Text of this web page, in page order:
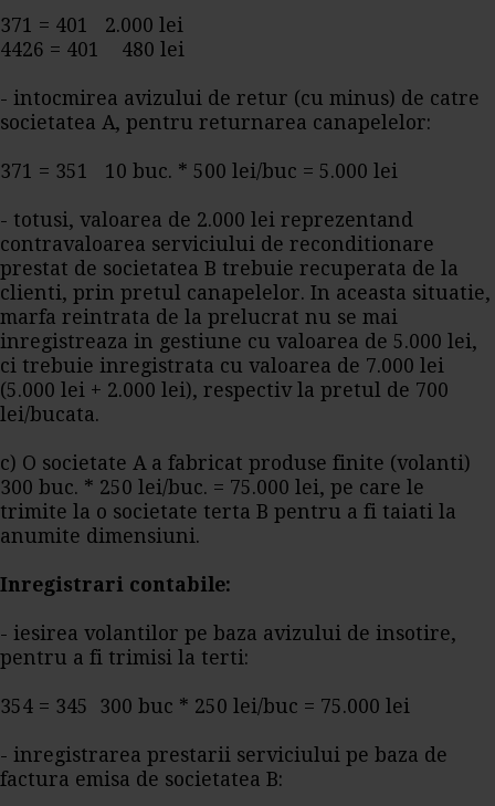
371 = 401 2.000 lei
4426 = 401 480 lei
- intocmirea avizului de retur (cu minus) de catre
societatea A, pentru returnarea canapelelor:
371 = 351 10 buc. * 500 lei/buc = 5.000 lei
- totusi, valoarea de 2.000 lei reprezentand
contravaloarea serviciului de reconditionare
prestat de societatea B trebuie recuperata de la
clienti, prin pretul canapelelor. In aceasta situatie,
marfa reintrata de la prelucrat nu se mai
inregistreaza in gestiune cu valoarea de 5.000 lei,
ci trebuie inregistrata cu valoarea de 7.000 lei
(5.000 lei + 2.000 lei), respectiv la pretul de 700
lei/bucata.
c) O societate A a fabricat produse finite (volanti)
300 buc. * 250 lei/buc. = 75.000 lei, pe care le
trimite la o societate terta B pentru a fi taiati la
anumite dimensiuni.
Inregistrari contabile:
- iesirea volantilor pe baza avizului de insotire,
pentru a fi trimisi la terti:
354 = 345 300 buc * 250 lei/buc = 75.000 lei
- inregistrarea prestarii serviciului pe baza de
factura emisa de societatea B: